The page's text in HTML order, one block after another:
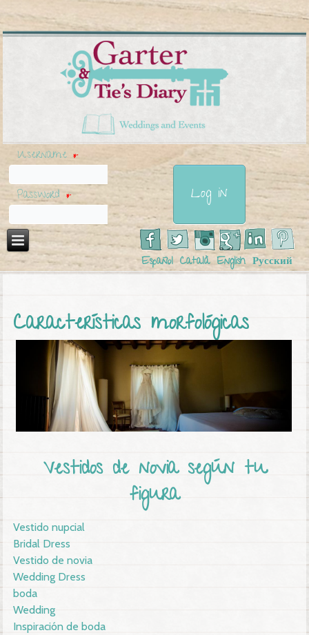
Username *
Password *
Español Català English Русский
Características morfológicas
Vestidos de novia según tu
figura
Vestido nupcial
Bridal Dress
Vestido de novia
Wedding Dress
boda
Wedding
Inspiración de boda